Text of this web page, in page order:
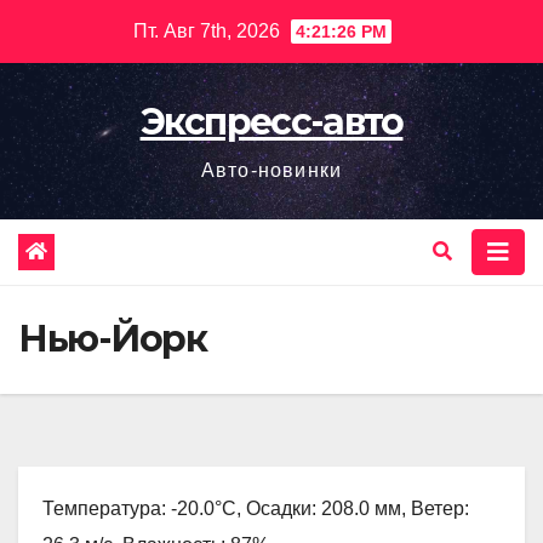
содержимому
Пт. Авг 7th, 2026 4:21:27 PM
Экспресс-авто
Авто-новинки
Нью-Йорк
Температура: -20.0°C, Осадки: 208.0 мм, Ветер: